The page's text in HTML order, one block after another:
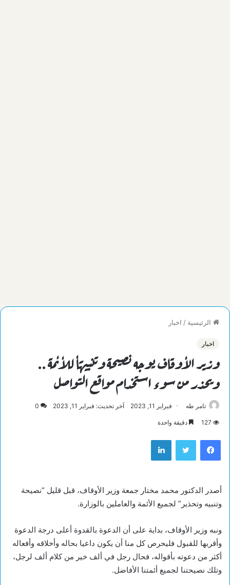
الرئيسية / اخبار
اخبار
وزير الأوقاف يوجه نصيحة وتنبيهًأ للأئمة ..
ويحذر من سوء استخدام مواقع التواصل
تامر طه فبراير 11, 2023 آخر تحديث: فبراير 11, 2023 0
127 دقيقة واحدة
فيسبوك تويتر لينكدإن
أصدر الدكتور محمد مختار جمعة وزير الأوقاف، قبل قليل “نصيحة
وتنبيه وتحذير” لجميع الأئمة والعاملين بالوزارة.
ونبه وزير الأوقاف، بداية على أن الدعوة بالقدوة أعلى درجة الدعوة
وأقربها للقبول فليحرص كل منا أن يكون داعيا بحاله وأخلاقه وأفعاله
أكثر من دعوته بأقواله، فحال رجل في ألف خير من كلام ألف لرجل،
وتلك نصيحتنا لجميع أئمتنا الأفاضل.